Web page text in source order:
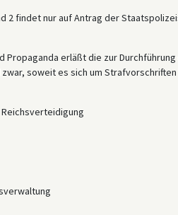
2 findet nur auf Antrag der
Propaganda erläßt die zur
soweit es sich um